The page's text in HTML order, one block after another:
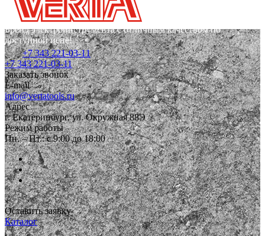
Бренд электроинструмента с отличным качеством по
доступной цене!
+7 343 221-03-11
+7 343 221-03-11
Заказать звонок
E-mail
info@vertatools.ru
Адрес
г. Екатеринбург, ул. Окружная 88Э
Режим работы
Пн. – Пт.: с 9:00 до 18:00
Оставить заявку
Каталог